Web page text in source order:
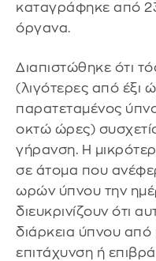
καταγράφηκε από
όργανα.
Διαπιστώθηκε ότι
(λιγότερες από έξι
παρατεταμένος
οκτώ ώρες)
γήρανση. Η
σε άτομα που
ωρών ύπνου την
διευκρινίζουν ότι
διάρκεια ύπνου
επιτάχυνση ή